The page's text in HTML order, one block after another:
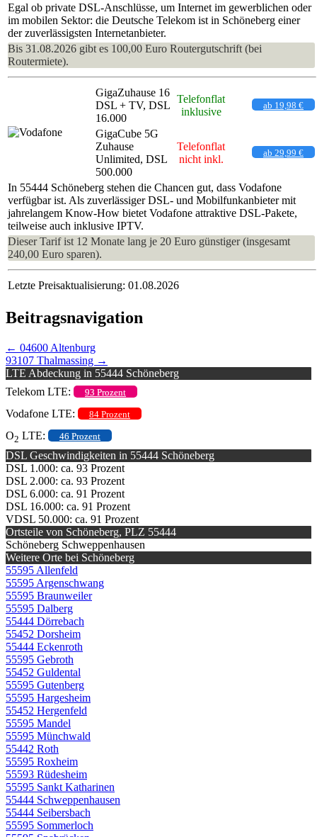
Egal ob private DSL-Anschlüsse, um Internet im gewerblichen oder
im mobilen Sektor: die Deutsche Telekom ist in Schöneberg einer
der zuverlässigsten Internetanbieter.
Bis 31.08.2026 gibt es 100,00 Euro Routergutschrift (bei
Routermiete).
GigaZuhause 16
DSL + TV, DSL
16.000
Telefonflat
inklusive
ab 19,98 €
GigaCube 5G
Zuhause
Unlimited, DSL
500.000
Telefonflat
nicht inkl.
ab 29,99 €
In 55444 Schöneberg stehen die Chancen gut, dass Vodafone
verfügbar ist. Als zuverlässiger DSL- und Mobilfunkanbieter mit
jahrelangem Know-How bietet Vodafone attraktive DSL-Pakete,
teilweise auch inklusive IPTV.
Dieser Tarif ist 12 Monate lang je 20 Euro günstiger (insgesamt
240,00 Euro sparen).
Letzte Preisaktualisierung: 01.08.2026
Beitragsnavigation
← 04600 Altenburg
93107 Thalmassing →
LTE Abdeckung in 55444 Schöneberg
Telekom LTE:
93 Prozent
Vodafone LTE: 84 Prozent
O2 LTE: 46 Prozent
DSL Geschwindigkeiten in 55444 Schöneberg
DSL 1.000: ca. 93 Prozent
DSL 2.000: ca. 93 Prozent
DSL 6.000: ca. 91 Prozent
DSL 16.000: ca. 91 Prozent
VDSL 50.000: ca. 91 Prozent
Ortsteile von Schöneberg, PLZ 55444
Schöneberg Schweppenhausen
Weitere Orte bei Schöneberg
55595 Allenfeld
55595 Argenschwang
55595 Braunweiler
55595 Dalberg
55444 Dörrebach
55452 Dorsheim
55444 Eckenroth
55595 Gebroth
55452 Guldental
55595 Gutenberg
55595 Hargesheim
55452 Hergenfeld
55595 Mandel
55595 Münchwald
55442 Roth
55595 Roxheim
55593 Rüdesheim
55595 Sankt Katharinen
55444 Schweppenhausen
55444 Seibersbach
55595 Sommerloch